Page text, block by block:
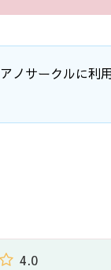
ノサークルに利
4.0